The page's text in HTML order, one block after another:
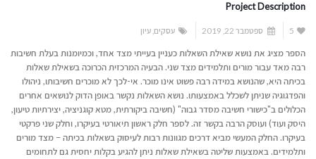
Project Description
5 ספטמבר 22, 2019 עסקים ,עיון
הספר מציג את נושא שאילת השאלות כעניין בעייתי מצד אחד, וכמיומנות בעלת חשיבות
רבה מאד עבור מורים ותלמידים מצד שני. הבעיה המרכזית הכרוכה בשאילת שאלות
בכיתה היא, שהנושא במידה רבה פשוט אינו מוכר. אי-לכך לא מוכרים חשיבותו, ניהולו
והפדגוגיה שניתן לשכלל באמצעותו. נושא השאלות נקשר באופן הדוק לנושאים אחרים
הכלולים ב"כישורי חשיבה מסדר גבוה" (חשיבה ביקורתית, מטא קוגניציה, יצירתיות טיעון,
היסק ועוד) ועוסק הרבה בקשר זה. לספר חלק ראשון תיאורטי בעיקרו, וחלק שני פרקטי
בעיקרו. החלק המעשי מביא דרכים מגוונות רבות לעיסוק בשאלות בכיתה – מצד מורים
ותלמידים. באמצעות שליטה בשאילת שאלות ניתן להגיע בקלות יחסית גם לתחומים